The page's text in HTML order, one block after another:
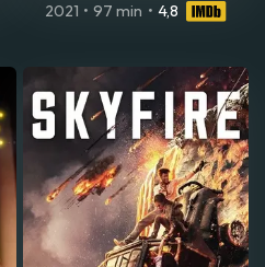
2021 • 97 min • 4,8